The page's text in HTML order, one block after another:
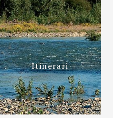
Itinerari